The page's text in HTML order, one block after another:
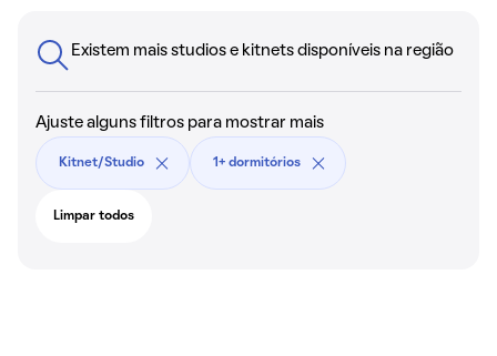
Existem mais studios e kitnets disponíveis na região
Ajuste alguns filtros para mostrar mais
Kitnet/Studio 1+ dormitórios
Limpar todos